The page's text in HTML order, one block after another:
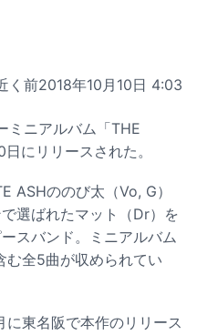
く前2018年10月10日 4:03
ミニアルバム「THE
にリリースされた。
ASHののび太（Vo, G）
選ばれたマット（Dr）を
スバンド。ミニアルバム
む全5曲が収められてい
に東名阪で本作のリリース